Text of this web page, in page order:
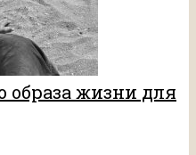
образа жизни для